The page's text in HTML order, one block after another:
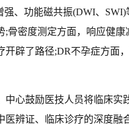
、功能磁共振(DWI、
骨密度测定方面，响应健康
开辟了路径;DR不孕症方面
中心鼓励医技人员将临床实
医辨证、临床诊疗的深度融